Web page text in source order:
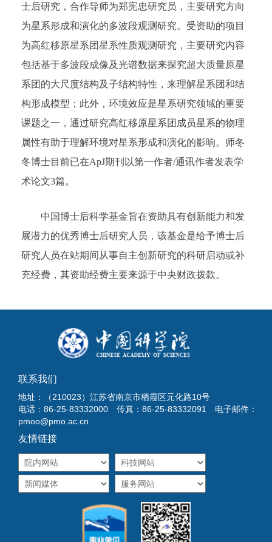
士后研究，合作导师为郑宪忠研究员，主要研究方向
为星系形成和演化的多波段观测研究。受资助的项目
为高红移原星系团星系性质观测研究，主要研究内容
包括基于多波段成像及光谱数据来探究超大质量原星
系团的大尺度结构及子结构特性，来理解星系团和结
构形成模型；此外，环境效应是星系研究领域的重要
课题之一，通过研究高红移原星系团成员星系的物理
属性有助于理解环境对星系形成和演化的影响。师冬
冬博士目前已在ApJ期刊以第一作者/通讯作者发表学
术论文3篇。
中国博士后科学基金旨在资助具有创新能力和发
展潜力的优秀博士后研究人员，该基金是给予博士后
研究人员在站期间从事自主创新研究的科研启动或补
充经费，其资助经费主要来源于中央财政拨款。
联系我们
地址：（210023）江苏省南京市栖霞区元化路10号
电话：86-25-83332000 传真：86-25-83332091 电子邮件：
pmoo@pmo.ac.cn
友情链接